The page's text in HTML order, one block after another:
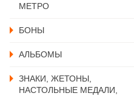
МЕТРО
БОНЫ
АЛЬБОМЫ
ЗНАКИ, ЖЕТОНЫ,
НАСТОЛЬНЫЕ МЕДАЛИ,